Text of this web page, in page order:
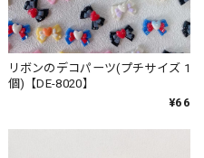
リボンのデコパーツ(プチサイズ 1
個)【DE-8020】
¥66